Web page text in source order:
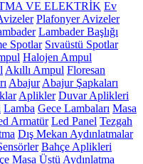
VE ELEKTRİK Ev
Plafonyer Avizeler
Lambader Başlığı
Spotlar Sıvaüstü Spotlar
Halojen Ampul
Akıllı Ampul Floresan
Abajur Abajur Şapkaları
Aplikler Duvar Aplikleri
Lamba Gece Lambaları Masa
Armatür Led Panel Tezgah
Dış Mekan Aydınlatmalar
Bahçe Aplikleri
Masa Üstü Aydınlatma